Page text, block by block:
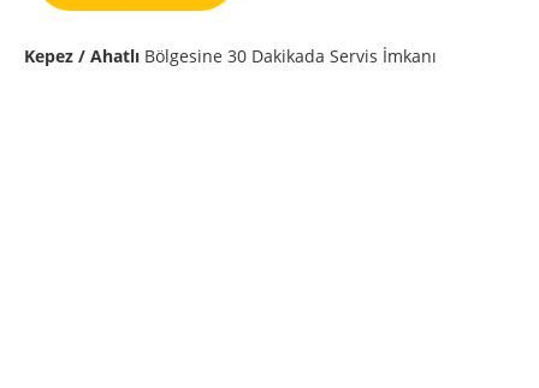
Kepez / Ahatlı Bölgesine 30 Dakikada Servis İmkanı